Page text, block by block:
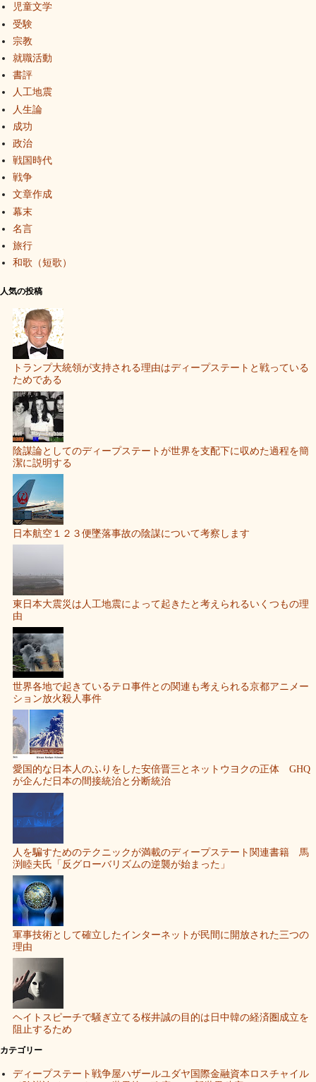
児童文学
受験
宗教
就職活動
書評
人工地震
人生論
成功
政治
戦国時代
戦争
文章作成
幕末
名言
旅行
和歌（短歌）
人気の投稿
トランプ大統領が支持される理由はディープステートと戦っている
ためである
陰謀論としてのディープステートが世界を支配下に収めた過程を簡
潔に説明する
日本航空１２３便墜落事故の陰謀について考察します
東日本大震災は人工地震によって起きたと考えられるいくつもの理
由
世界各地で起きているテロ事件との関連も考えられる京都アニメー
ション放火殺人事件
愛国的な日本人のふりをした安倍晋三とネットウヨクの正体 GHQ
が企んだ日本の間接統治と分断統治
人を騙すためのテクニックが満載のディープステート関連書籍 馬
渕睦夫氏「反グローバリズムの逆襲が始まった」
軍事技術として確立したインターネットが民間に開放された三つの
理由
ヘイトスピーチで騒ぎ立てる桜井誠の目的は日中韓の経済圏成立を
阻止するため
カテゴリー
ディープステート戦争屋ハザールユダヤ国際金融資本ロスチャイル